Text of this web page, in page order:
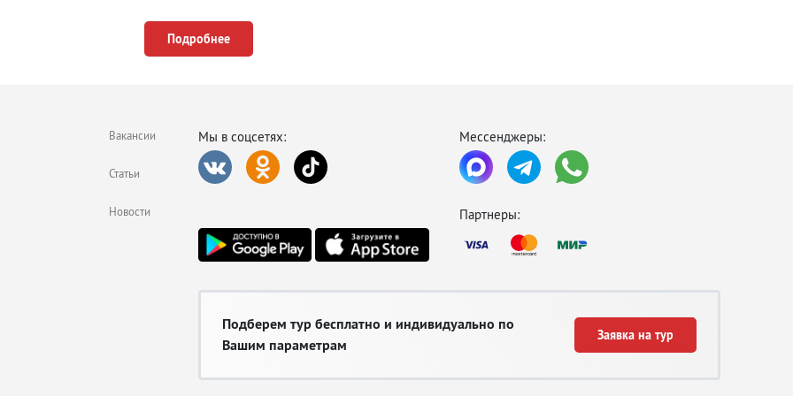
из дешевых закусочных и дорогих ресторанов.
Подробнее
Вакансии
Статьи
Новости
Мы в соцсетях: Мессенджеры:
Партнеры:
Подберем тур бесплатно и индивидуально по
Вашим параметрам
Заявка на тур